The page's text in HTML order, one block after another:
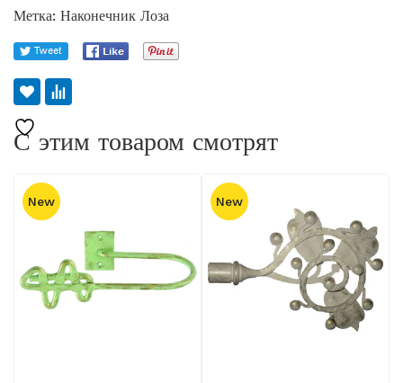
Метка: Наконечник Лоза
С этим товаром смотрят
New New